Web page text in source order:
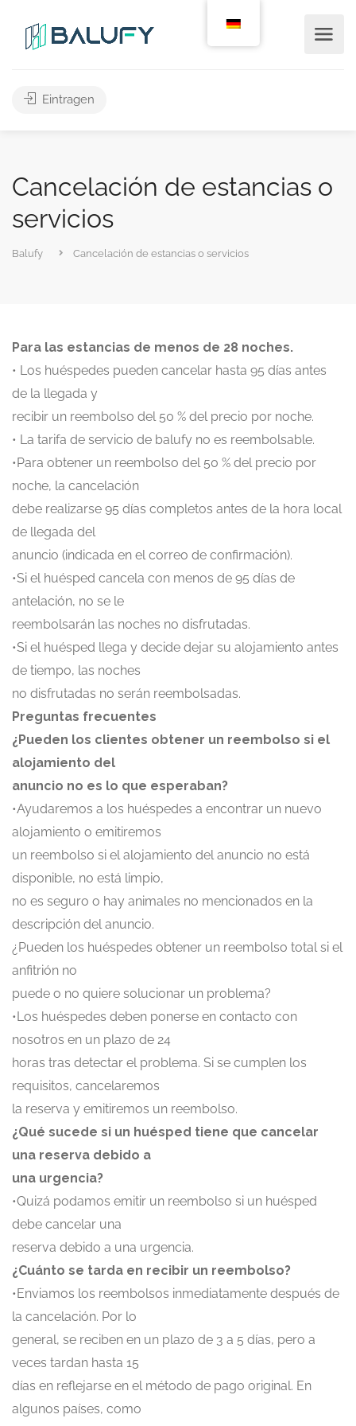
Eintragen
Cancelación de estancias o
servicios
Balufy Cancelación de estancias o servicios
Para las estancias de menos de 28 noches.
• Los huéspedes pueden cancelar hasta 95 días antes
de la llegada y
recibir un reembolso del 50 % del precio por noche.
• La tarifa de servicio de balufy no es reembolsable.
•Para obtener un reembolso del 50 % del precio por
noche, la cancelación
debe realizarse 95 días completos antes de la hora local
de llegada del
anuncio (indicada en el correo de confirmación).
•Si el huésped cancela con menos de 95 días de
antelación, no se le
reembolsarán las noches no disfrutadas.
•Si el huésped llega y decide dejar su alojamiento antes
de tiempo, las noches
no disfrutadas no serán reembolsadas.
Preguntas frecuentes
¿Pueden los clientes obtener un reembolso si el
alojamiento del
anuncio no es lo que esperaban?
•Ayudaremos a los huéspedes a encontrar un nuevo
alojamiento o emitiremos
un reembolso si el alojamiento del anuncio no está
disponible, no está limpio,
no es seguro o hay animales no mencionados en la
descripción del anuncio.
¿Pueden los huéspedes obtener un reembolso total si el
anfitrión no
puede o no quiere solucionar un problema?
•Los huéspedes deben ponerse en contacto con
nosotros en un plazo de 24
horas tras detectar el problema. Si se cumplen los
requisitos, cancelaremos
la reserva y emitiremos un reembolso.
¿Qué sucede si un huésped tiene que cancelar
una reserva debido a
una urgencia?
•Quizá podamos emitir un reembolso si un huésped
debe cancelar una
reserva debido a una urgencia.
¿Cuánto se tarda en recibir un reembolso?
•Enviamos los reembolsos inmediatamente después de
la cancelación. Por lo
general, se reciben en un plazo de 3 a 5 días, pero a
veces tardan hasta 15
días en reflejarse en el método de pago original. En
algunos países, como